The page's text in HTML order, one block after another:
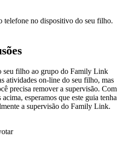
telefone no dispositivo do seu filho.
seu filho ao grupo do Family Link
atividades on-line do seu filho, mas
precisa remover a supervisão. Com
esperamos que este guia tenha
a supervisão do Family Link.